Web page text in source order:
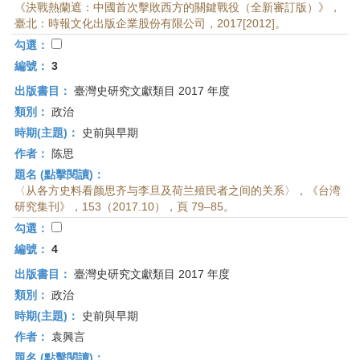
《決戰熱蘭遮：中國首次擊敗西方的關鍵戰役（全新審訂版）》，
臺北：時報文化出版企業股份有限公司，2017[2012]。
勾選：
編號： 3
出版書目： 臺灣史研究文獻類目 2017 年度
類別： 政治
時期(主題)：
史前與早期
作者：
陈思
題名 (點擊閱讀)：
〈从各方史料看颜思齐与李旦及荷兰殖民者之间的关系〉，《台湾
研究集刊》，153（2017.10），頁 79–85。
勾選：
編號： 4
出版書目： 臺灣史研究文獻類目 2017 年度
類別： 政治
時期(主題)：
史前與早期
作者：
袁興言